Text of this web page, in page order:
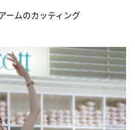
ームのカッティング